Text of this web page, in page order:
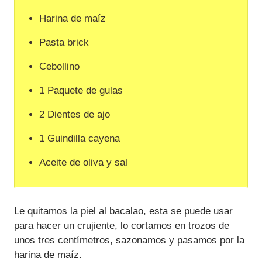
Harina de maíz
Pasta brick
Cebollino
1 Paquete de gulas
2 Dientes de ajo
1 Guindilla cayena
Aceite de oliva y sal
Le quitamos la piel al bacalao, esta se puede usar
para hacer un crujiente, lo cortamos en trozos de
unos tres centímetros, sazonamos y pasamos por la
harina de maíz.